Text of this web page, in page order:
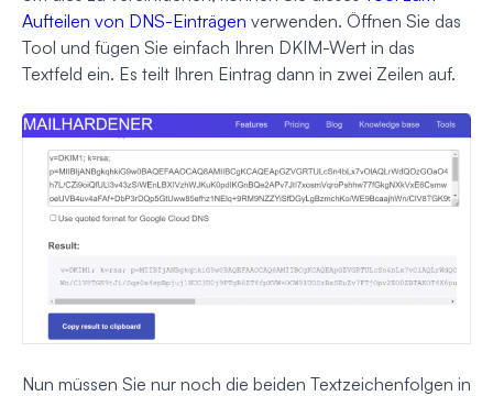
Aufteilen von DNS-Einträgen verwenden. Öffnen Sie das
Tool und fügen Sie einfach Ihren DKIM-Wert in das
Textfeld ein. Es teilt Ihren Eintrag dann in zwei Zeilen auf.
Nun müssen Sie nur noch die beiden Textzeichenfolgen in